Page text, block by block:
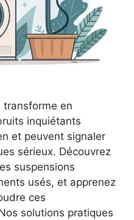
transforme en
inquiétants
et peuvent signaler
sérieux. Découvrez
suspensions
usés, et apprenez
ces
solutions pratiques